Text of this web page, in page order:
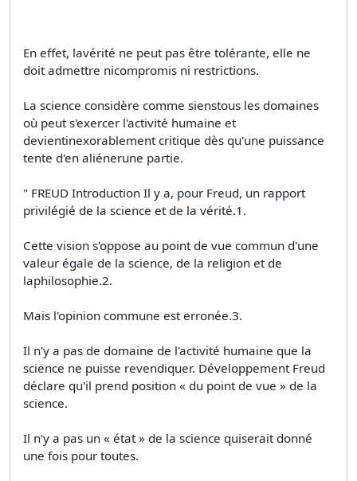
En effet, lavérité ne peut pas être tolérante, elle ne
doit admettre nicompromis ni restrictions.
La science considère comme sienstous les domaines
où peut s'exercer l'activité humaine et
devientinexorablement critique dès qu'une puissance
tente d'en aliénerune partie.
" FREUD Introduction Il y a, pour Freud, un rapport
privilégié de la science et de la vérité.1.
Cette vision s'oppose au point de vue commun d'une
valeur égale de la science, de la religion et de
laphilosophie.2.
Mais l'opinion commune est erronée.3.
Il n'y a pas de domaine de l'activité humaine que la
science ne puisse revendiquer. Développement Freud
déclare qu'il prend position « du point de vue » de la
science.
Il n'y a pas un « état » de la science quiserait donné
une fois pour toutes.